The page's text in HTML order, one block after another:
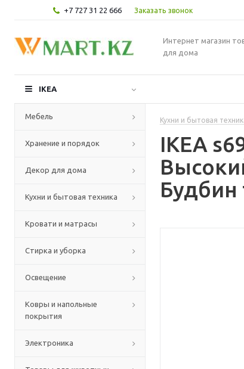
+7 727 31 22 666 Заказать звонок
Интернет магазин
для дома
IKEA
Мебель
Хранение и порядок
Декор для дома
Кухни и бытовая техника
Кровати и матрасы
Стирка и уборка
Освещение
Ковры и напольные
покрытия
Электроника
Кухни и бытовая
IKEA
Будбин